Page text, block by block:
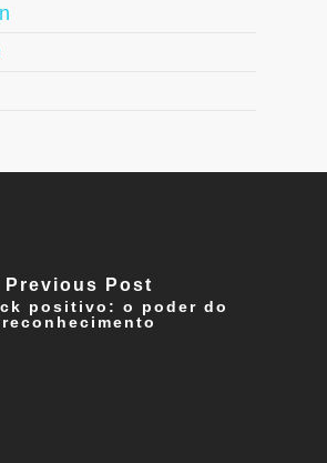
Previous Post
positivo: o poder do
reconhecimento